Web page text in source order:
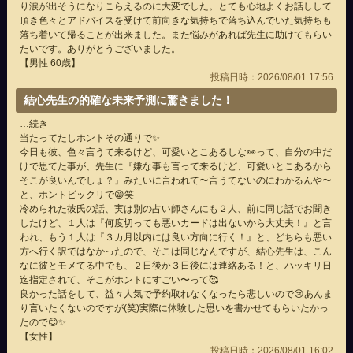
り涙が出そうになりこらえるのに大変でした。とても心地よくお話しして
頂き色々とアドバイスを受けて前向きな気持ちで落ち込んでいた気持ちも
落ち着いて帰ることが出来ました。また悩みがあれば先生に助けてもらい
たいです。ありがとうございました。
【男性 60歳】
投稿日時：2026/08/01 17:56
結心先生の的確な未来予測に驚きました！
…続き
当たってたしホントその通りで✨️
今日も彼、色々言うて来るけど、可愛いとこあるしな👀って、自分の中だ
けで思てた事が、先生に『嫌な事も言って来るけど、可愛いとこあるから
そこが良いんでしょ？』みたいに言われて〜言うてないのにわかるんや〜
と、ホントビックリで😁笑
冷められた彼氏の話、実は別の占い師さんにも２人、前に同じ話でお聞き
したけど、１人は『何度切っても悪いカードは出ないから大丈夫！』と言
われ、もう１人は『３カ月以内には良い方向に行く！』と、どちらも悪い
方へ行く訳ではなかったので、そこは同じなんですが、結心先生は、こん
なに彼とモメてる中でも、２日後か３日後には連絡ある！と、ハッキリ日
迄指定されて、そこがホントにすごい〜って🥰
良かった話をして、益々人気で予約取れなくなったら悲しいので😢あんま
り言いたくないのですが(笑)実際に体験した思いを書かせてもらいたかっ
たので😊✨
【女性】
投稿日時：2026/08/01 16:02